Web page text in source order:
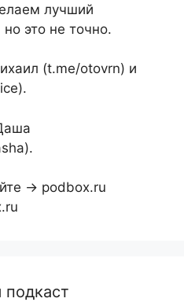
лучший
это не точно.
(t.me/otovrn) и
→ podbox.ru